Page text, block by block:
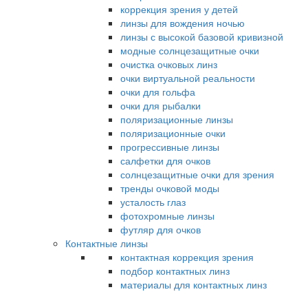
коррекция зрения у детей
линзы для вождения ночью
линзы с высокой базовой кривизной
модные солнцезащитные очки
очистка очковых линз
очки виртуальной реальности
очки для гольфа
очки для рыбалки
поляризационные линзы
поляризационные очки
прогрессивные линзы
салфетки для очков
солнцезащитные очки для зрения
тренды очковой моды
усталость глаз
фотохромные линзы
футляр для очков
Контактные линзы
контактная коррекция зрения
подбор контактных линз
материалы для контактных линз